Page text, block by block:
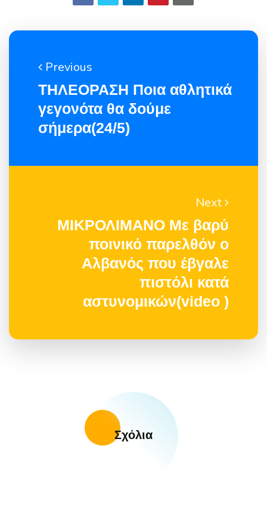
Previous
ΤΗΛΕΟΡΑΣΗ Ποια αθλητικά
γεγονότα θα δούμε
σήμερα(24/5)
Next
ΜΙΚΡΟΛΙΜΑΝΟ Με βαρύ
ποινικό παρελθόν ο
Αλβανός που έβγαλε
πιστόλι κατά
αστυνομικών(video )
Σχόλια